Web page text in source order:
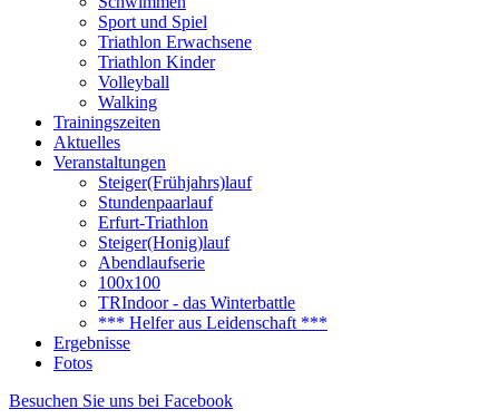
Sport und Spiel
Triathlon Erwachsene
Triathlon Kinder
Volleyball
Walking
Trainingszeiten
Aktuelles
Veranstaltungen
Steiger(Frühjahrs)lauf
Stundenpaarlauf
Erfurt-Triathlon
Steiger(Honig)lauf
Abendlaufserie
100x100
TRIndoor - das Winterbattle
*** Helfer aus Leidenschaft ***
Ergebnisse
Fotos
Besuchen Sie uns bei Facebook